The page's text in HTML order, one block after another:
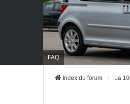
FAQ
Index du forum La